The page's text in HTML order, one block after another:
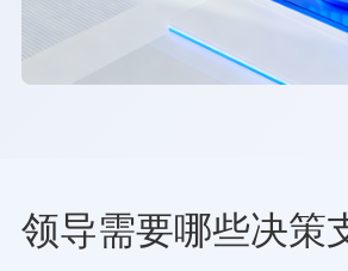
领导需要哪些决策